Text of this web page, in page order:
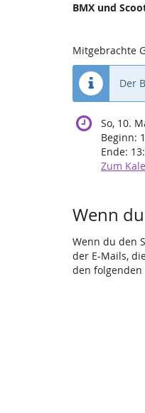
BMX und
Mitgebrachte
Der
So, 10.
Beginn:
Ende:
Zum
Wenn
Wenn du den
der E-Mails,
den folgenden